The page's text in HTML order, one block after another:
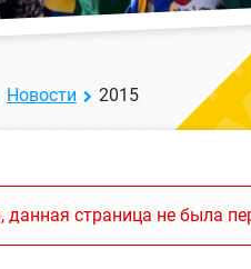
Новости 2015
страница не была